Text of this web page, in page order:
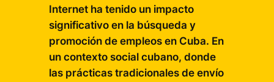
Internet ha tenido un impacto
significativo en la búsqueda y
promoción de empleos en Cuba. En
un contexto social cubano, donde
las prácticas tradicionales de envío